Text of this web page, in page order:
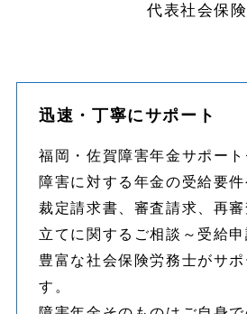
代表社会保
迅速・丁寧にサポート
福岡・佐賀障害年金サポート
障害に対する年金の受給要件
裁定請求書、審査請求、再
立てに関するご相談～受給
豊富な社会保険労務士がサ
す。